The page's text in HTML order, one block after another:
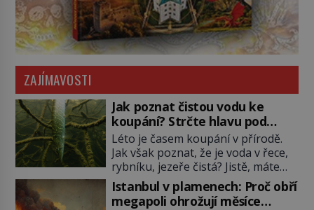
ZAJÍMAVOSTI
Jak poznat čistou vodu ke
koupání? Strčte hlavu pod
hladinu!
Léto je časem koupání v přírodě.
Jak však poznat, že je voda v řece,
rybníku, jezeře čistá? Jistě, máte
možnost využít informace
hygieniků či podrobit křížovému
Istanbul v plamenech: Proč obří
megapoli ohrožují měsíce